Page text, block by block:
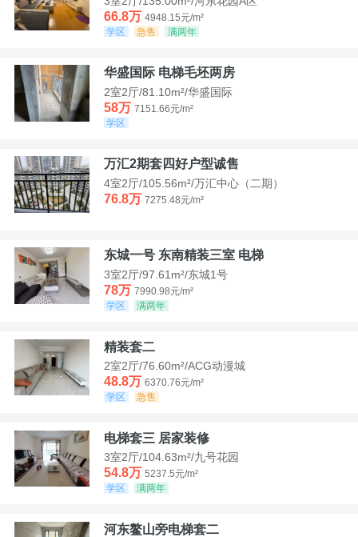
66.8万 4948.15元/m²
学区
急售 满两年
华盛国际 电梯毛坯两房
2室2厅/81.10m²/华盛国际
58万 7151.66元/m²
学区
万汇2期套四好户型诚售
4室2厅/105.56m²/万汇中心（二期）
76.8万 7275.48元/m²
东城一号 东南精装三室 电梯
3室2厅/97.61m²/东城1号
78万 7990.98元/m²
学区
满两年
精装套二
2室2厅/76.60m²/ACG动漫城
48.8万 6370.76元/m²
学区
急售
电梯套三 居家装修
3室2厅/104.63m²/九号花园
54.8万 5237.5元/m²
学区
满两年
河东鳌山旁电梯套二